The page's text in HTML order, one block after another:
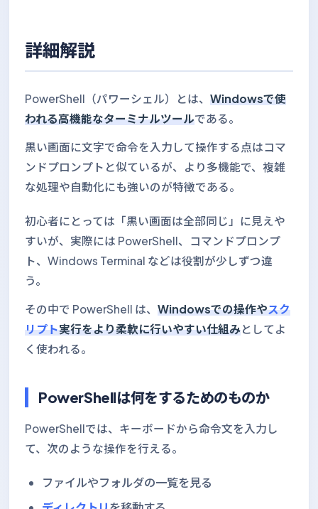
詳細解説
PowerShell（パワーシェル）とは、 Windowsで使
われる高機能なターミナルツールである。
黒い画面に文字で命令を入力して操作する点はコマ
ンドプロンプトと似ているが、より多機能で、複雑
な処理や自動化にも強いのが特徴である。
初心者にとっては「黒い画面は全部同じ」に見えや
すいが、実際には PowerShell、コマンドプロンプ
ト、Windows Terminal などは役割が少しずつ違
う。
その中で PowerShell は、 Windowsでの操作やスク
リプト実行をより柔軟に行いやすい仕組みとしてよ
く使われる。
PowerShellは何をするためのものか
PowerShellでは、キーボードから命令文を入力し
て、次のような操作を行える。
ファイルやフォルダの一覧を見る